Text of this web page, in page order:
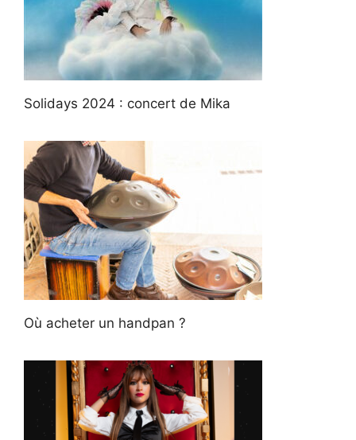
Solidays 2024 : concert de Mika
Où acheter un handpan ?